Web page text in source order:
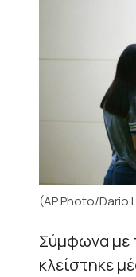
(AP Photo/Dario
Σύμφωνα με
κλείστηκε